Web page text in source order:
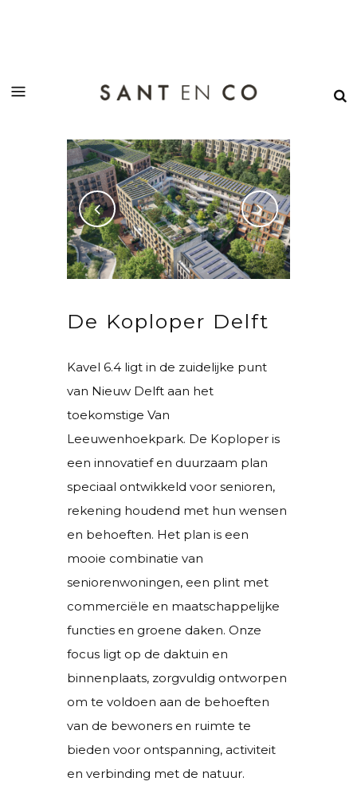
De Koploper Delft
Kavel 6.4 ligt in de zuidelijke punt
van Nieuw Delft aan het
toekomstige Van
Leeuwenhoekpark. De Koploper is
een innovatief en duurzaam plan
speciaal ontwikkeld voor senioren,
rekening houdend met hun wensen
en behoeften. Het plan is een
mooie combinatie van
seniorenwoningen, een plint met
commerciële en maatschappelijke
functies en groene daken. Onze
focus ligt op de daktuin en
binnenplaats, zorgvuldig ontworpen
om te voldoen aan de behoeften
van de bewoners en ruimte te
bieden voor ontspanning, activiteit
en verbinding met de natuur.